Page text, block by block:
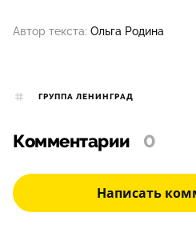
Автор текста: Ольга Родина
ГРУППА ЛЕНИНГРАД
Комментарии 0
Написать